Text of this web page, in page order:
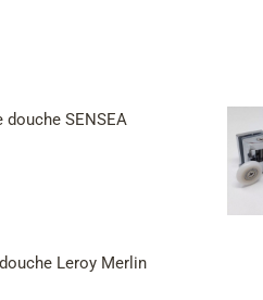
douche SENSEA
Leroy Merlin